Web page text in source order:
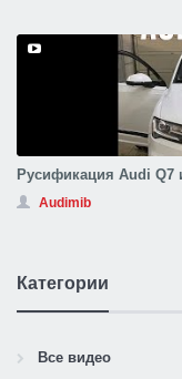
Русификация Audi
Audimib
Категории
Все видео